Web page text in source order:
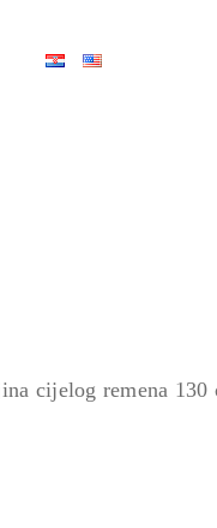
cijelog remena 130